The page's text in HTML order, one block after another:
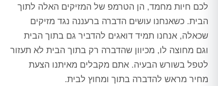
לכם חיות מחמד, הן הטרמפ של המזיקים האלה לתוך
הבית. כשאנחנו עושים הדברה ברעננה נגד מזיקים
שכאלה, אנחנו תמיד דואגים להדביר גם בתוך הבית
וגם מחוצה לו, מכיוון שהדברה רק בתוך הבית לא תעזור
לטפל בשורש הבעיה. אתם מקבלים מאיתנו הצעת
מחיר מראש להדברה בתוך ומחוץ לבית.